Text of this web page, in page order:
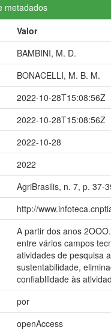
metadados
Valor
BAMBINI, M. D.
BONACELLI, M. B. M.
2022-10-28T15:08:56Z
2022-10-28T15:08:56Z
2022-10-28
2022
AgriBrasilis, n. 7, p. 37-
http://
A partir dos anos
entre vários campos
atividades de pesquisa
sustentabilidade,
confiabllldade às
por
openAccess